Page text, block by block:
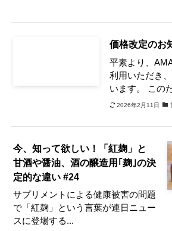
価格改定のお
平素より、
利用いただき
います。 この
2026年2月11日
今、知って欲しい！「紅麹」と
甘酒や醤油、酒の醸造用｢麹｣の決
定的な違い #24
サプリメントによる健康被害の問題
で「紅麹」という言葉が連日ニュー
スに登場する...